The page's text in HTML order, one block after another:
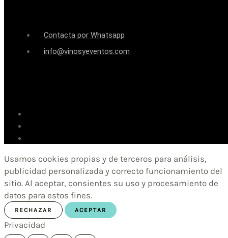
Contacta por Whatsapp
info@vinosyeventos.com
Usamos cookies propias y de terceros para análisis,
publicidad personalizada y correcto funcionamiento del
sitio. Al aceptar, consientes su uso y procesamiento de
datos para estos fines.
RECHAZAR ACEPTAR
Privacidad